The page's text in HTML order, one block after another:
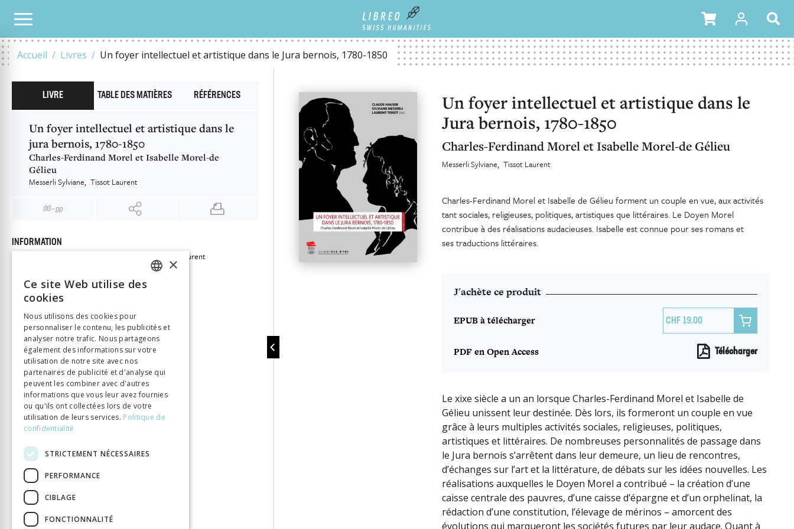
Accueil Livres Un foyer intellectuel et artistique dans le Jura bernois, 1780-1850
NOTRE CATALOGUE
Un foyer intellectuel et artistique dans le
Jura bernois, 1780-1850
Charles-Ferdinand Morel et Isabelle Morel-de Gélieu
Messerli Sylviane Tissot Laurent
Charles-Ferdinand Morel et Isabelle de Gélieu forment un couple en vue, aux activités
tant sociales, religieuses, politiques, artistiques que littéraires. Le Doyen Morel
contribue à des réalisations audacieuses. Isabelle est connue pour ses romans et
ses traductions littéraires.
J'achète ce produit
EPUB à télécharger 19.00 
PDF en Open Access Télécharger
Le xixe siècle a un an lorsque Charles-Ferdinand Morel et Isabelle de
Gélieu unissent leur destinée. Dès lors, ils formeront un couple en vue
grâce à leurs multiples activités sociales, religieuses, politiques,
artistiques et littéraires. De nombreuses personnalités de passage dans
le Jura bernois s’arrêtent dans leur demeure, un lieu de rencontres,
d’échanges sur l’art et la littérature, de débats sur les idées nouvelles. Les
réalisations auxquelles le Doyen Morel a contribué – la création d’une
caisse centrale des pauvres, d’une caisse d’épargne et d’un orphelinat, la
rédaction d’une constitution, l’éle­vage de mérinos – amorcent des
évolutions qui marqueront les sociétés futures par leur audace. Quant à
LIVRE TABLE DES MATIÈRES RÉFÉRENCES
Un foyer intellectuel et artistique dans le
jura bernois, 1780-1850
Charles-Ferdinand Morel et Isabelle Morel-de
Gélieu
Messerli Sylviane Tissot Laurent
INFORMATION
Tissot Laurent
ISBN
9782889303762
Langue
Collection
Histoire et société
Nombre de pages
168
Parution
1 avr. 2021
Type de livre
Ouvrage collectif
DOI
10.33055/ALPHIL.03166
ITALIAN
×
Ce site Web utilise des
cookies
Nous utilisons des cookies pour
personnaliser le contenu, les publicités et
analyser notre trafic. Nous partageons
également des informations sur votre
utilisation de notre site avec nos
partenaires de publicité et d'analyse qui
peuvent les combiner avec d'autres
informations que vous leur avez fournies
ou qu'ils ont collectées lors de votre
utilisation de leurs services. Politique de
confidentialité
STRICTEMENT NÉCESSAIRES
PERFORMANCE
CIBLAGE
FONCTIONNALITÉ